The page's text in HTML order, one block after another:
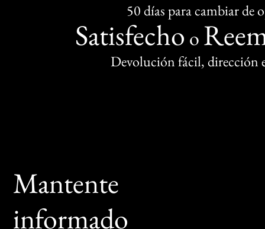
50 días para cambiar de
Satisfecho o
Devolución fácil, dirección
Mantente
informado